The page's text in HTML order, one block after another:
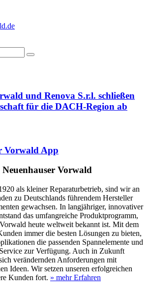
und Renova S.r.l. schließen
für die DACH-Region ab
Vorwald App
Vorwald
als kleiner Reparaturbetrieb, sind wir an
zu Deutschlands führendem Hersteller
gewachsen. In langjähriger, innovativer
das umfangreiche Produktprogramm,
heute weltweit bekannt ist. Mit dem
immer die besten Lösungen zu bieten,
die passenden Spannelemente und
zur Verfügung. Auch in Zukunft
verändernden Anforderungen mit
Ideen. Wir setzen unseren erfolgreichen
Kunden fort. » mehr Erfahren